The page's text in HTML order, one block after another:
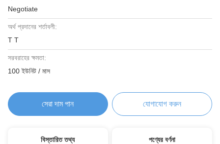
Negotiate
অর্থ প্রদানের শর্তাবলী:
T T
সরবরাহের ক্ষমতা:
100 ইউনিট / মাস
সেরা দাম পান যোগাযোগ করুন
বিস্তারিত তথ্য পণ্যের বর্ণনা